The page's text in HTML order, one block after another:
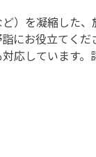
）を凝縮した、
にお役立てくだ
応しています。